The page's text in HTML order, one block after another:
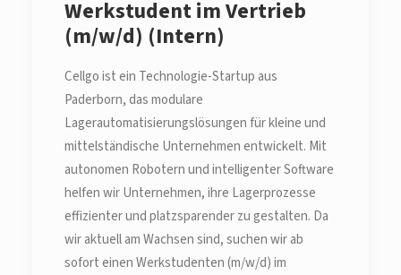
Werkstudent im Vertrieb
(m/w/d) (Intern)
Cellgo ist ein Technologie-Startup aus
Paderborn, das modulare
Lagerautomatisierungslösungen für kleine und
mittelständische Unternehmen entwickelt. Mit
autonomen Robotern und intelligenter Software
helfen wir Unternehmen, ihre Lagerprozesse
effizienter und platzsparender zu gestalten. Da
wir aktuell am Wachsen sind, suchen wir ab
sofort einen Werkstudenten (m/w/d) im